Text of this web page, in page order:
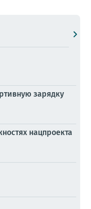
зарядку
нацпроекта